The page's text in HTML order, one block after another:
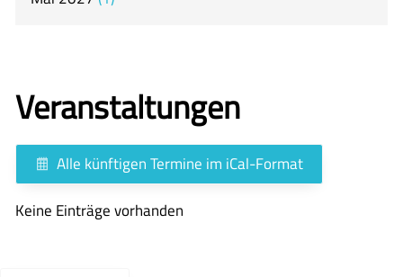
Veranstaltungen
Alle künftigen Termine im iCal-Format
Keine Einträge vorhanden